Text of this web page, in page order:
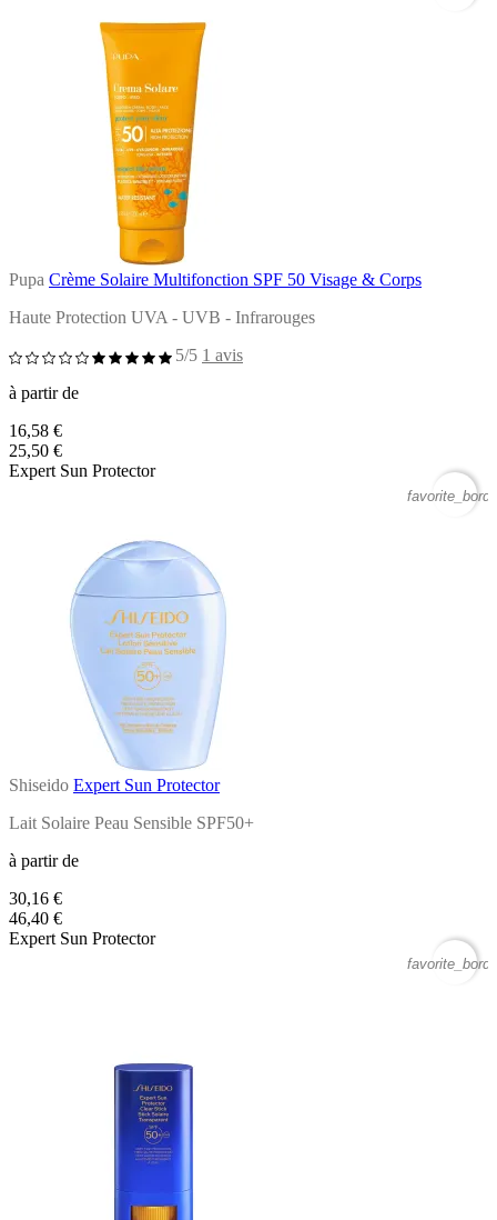
Pupa Crème Solaire Multifonction SPF 50 Visage & Corps
Haute Protection UVA - UVB - Infrarouges
5/5 1 avis
à partir de
16,58 €
25,50 €
Expert Sun Protector
Shiseido Expert Sun Protector
Lait Solaire Peau Sensible SPF50+
à partir de
30,16 €
46,40 €
Expert Sun Protector